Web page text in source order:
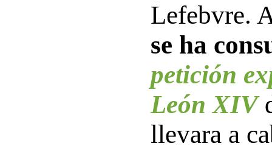
Lefebvre.
se ha
petición
León XIV
llevara a